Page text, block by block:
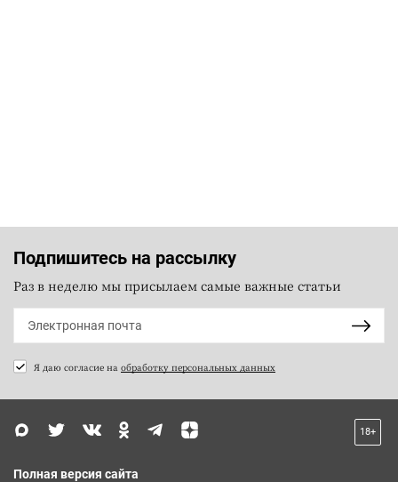
Подпишитесь на рассылку
Раз в неделю мы присылаем самые важные статьи
Я даю согласие на обработку персональных данных
18+
Полная версия сайта